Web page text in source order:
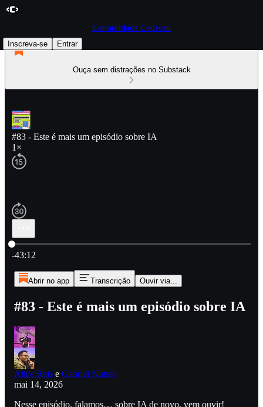
Comunidade Codecon
Inscreva-se
Entrar
Ouça sem distrações no Substack
#83 - Este é mais um episódio sobre IA
1×
Hora atual: 0:00 / Tempo total: -43:12
-43:12
Abrir no app Transcrição Ouvir via...
#83 - Este é mais um episódio sobre IA
Alice Reis e Gabriel Nunes
mai 14, 2026
Nesse episódio, falamos… sobre IA de novo, vem ouvir!